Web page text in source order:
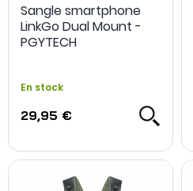
Sangle smartphone
LinkGo Dual Mount -
PGYTECH
En stock
29,95 €